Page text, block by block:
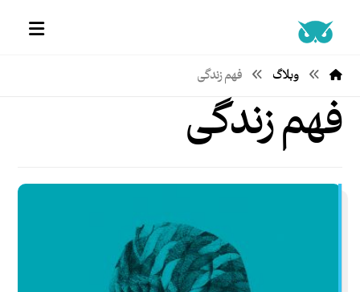
وبلاگ فهم زندگی
فهم زندگی